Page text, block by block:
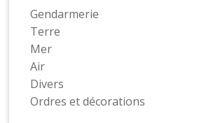
Gendarmerie
Terre
Mer
Air
Divers
Ordres et décorations